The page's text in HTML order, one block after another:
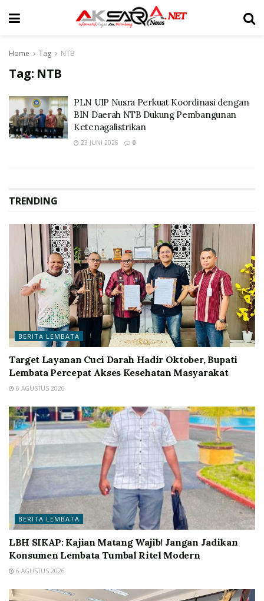
Home Tag NTB
Tag: NTB
PLN UIP Nusra Perkuat Koordinasi dengan
BIN Daerah NTB Dukung Pembangunan
Ketenagalistrikan
23 JUNI 2026 0
TRENDING
BERITA LEMBATA
Target Layanan Cuci Darah Hadir Oktober, Bupati
Lembata Percepat Akses Kesehatan Masyarakat
6 AGUSTUS 2026
BERITA LEMBATA
LBH SIKAP: Kajian Matang Wajib! Jangan Jadikan
Konsumen Lembata Tumbal Ritel Modern
6 AGUSTUS 2026